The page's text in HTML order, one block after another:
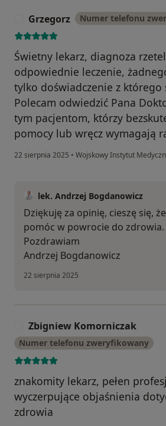
Grzegorz Numer telefonu
Świetny lekarz, diagnoza
odpowiednie leczenie,
tylko doświadczenie z którego
Polecam odwiedzić Pana
tym pacjentom, którzy
pomocy lub wręcz wymagają
22 sierpnia 2025 • Wojskowy Instytut
lek. Andrzej Bogdanowicz
Dziękuję za opinię, cieszę się,
pomóc w powrocie do zdrowia.
Pozdrawiam
Andrzej Bogdanowicz
22 sierpnia 2025
Zbigniew Komorniczak
Numer telefonu zweryfikowany
znakomity lekarz, pełen
wyczerpujące objaśnienia
zdrowia